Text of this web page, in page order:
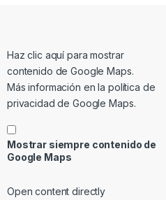
Mostrar contenido de Google Maps
Haz clic aquí para mostrar
contenido de Google Maps.
Más información en la política de
privacidad de Google Maps.
Mostrar siempre contenido de
Google Maps
Open content directly